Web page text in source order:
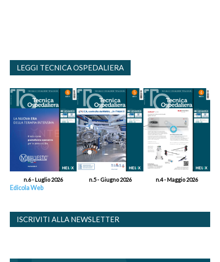
LEGGI TECNICA OSPEDALIERA
n.6 - Luglio 2026 n.5 - Giugno 2026 n.4 - Maggio 2026
Edicola Web
ISCRIVITI ALLA NEWSLETTER